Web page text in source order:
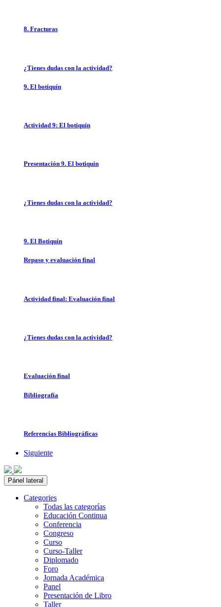
8. Fracturas
¿Tienes dudas con la actividad?
9. El botiquín
Actividad 9: El botiquín
Presentación 9. El botiquín
¿Tienes dudas con la actividad?
9. El Botiquín
Repaso y evaluación final
Actividad final: Evaluación final
¿Tienes dudas con la actividad?
Evaluación final
Bibliografía
Referencias Bibliográficas
Siguiente
Pánel lateral
Categories
Todas las categorías
Educación Continua
Conferencia
Congreso
Curso
Curso-Taller
Diplomado
Foro
Jornada Académica
Panel
Presentación de Libro
Taller